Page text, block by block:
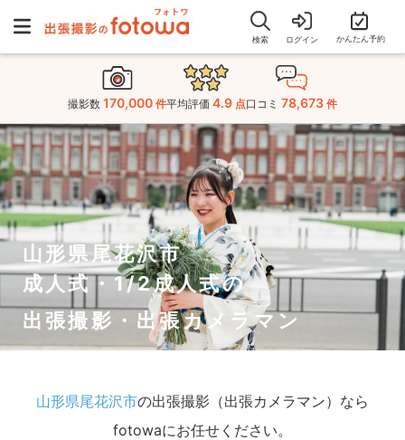
検索 ログイン かんたん予約
撮影数 170,000 件平均評価 4.9 点口コミ 78,673 件
山形県尾花沢市
成人式・1/2成人式の
出張撮影・出張カメラマン
山形県尾花沢市の出張撮影（出張カメラマン）なら
fotowaにお任せください。